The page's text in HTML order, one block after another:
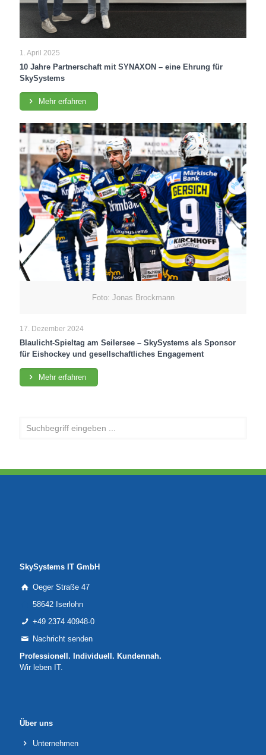
1. April 2025
10 Jahre Partnerschaft mit SYNAXON – eine Ehrung für
SkySystems
Mehr erfahren
Foto: Jonas Brockmann
17. Dezember 2024
Blaulicht-Spieltag am Seilersee – SkySystems als Sponsor
für Eishockey und gesellschaftliches Engagement
Mehr erfahren
SkySystems IT GmbH
Oeger Straße 47
58642 Iserlohn
+49 2374 40948-0
Nachricht senden
Professionell. Individuell. Kundennah.
Wir leben IT.
Über uns
Unternehmen